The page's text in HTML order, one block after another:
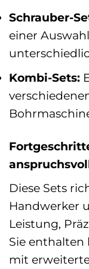
Schrauber-
einer
Kombi-Sets:
Diese Sets
Handwerker
Leistung,
Sie enthalten
mit